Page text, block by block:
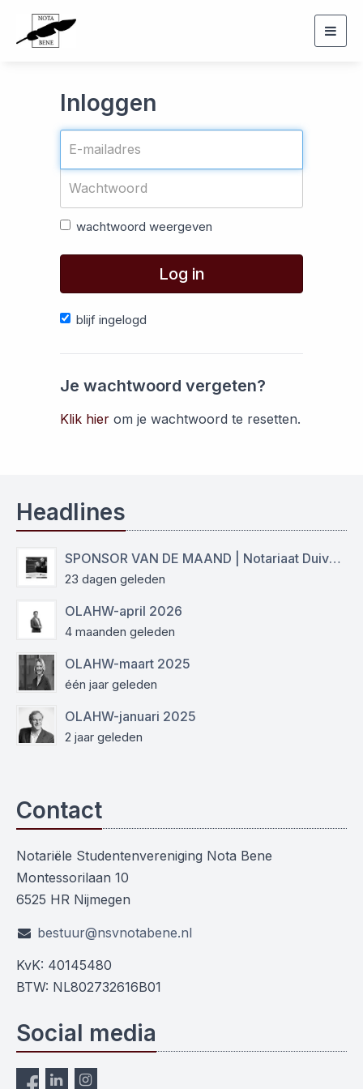
Inloggen
wachtwoord weergeven
Log in
blijf ingelogd
Je wachtwoord vergeten?
Klik hier om je wachtwoord te resetten.
Headlines
SPONSOR VAN DE MAAND | Notariaat Duiven Westervoort
23 dagen geleden
OLAHW-april 2026
4 maanden geleden
OLAHW-maart 2025
één jaar geleden
OLAHW-januari 2025
2 jaar geleden
Contact
Notariële Studentenvereniging Nota Bene
Montessorilaan 10
6525 HR Nijmegen
bestuur@nsvnotabene.nl
KvK: 40145480
BTW: NL802732616B01
Social media